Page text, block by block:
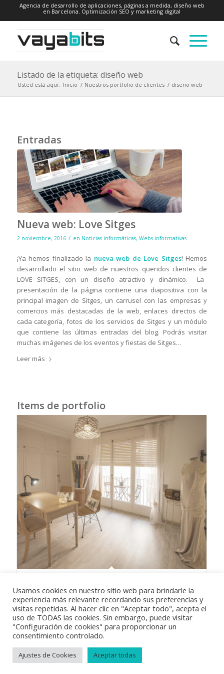
Agencia de desarrollo de aplicaciones, páginas a medida, diseño web
en Barcelona. Optimización SEO y marketing digital
Listado de la etiqueta: diseño web
Usted está aquí: Inicio / Nuestros portfolio de clientes / diseño web
Entradas
Nueva web: Love Sitges
2 noviembre, 2016 / en Noticias informáticas, Webs informativas
¡Ya hemos finalizado la nueva web de Love Sitges! Hemos
desarrollado el sitio web de nuestros queridos clientes de
LOVE SITGES, con un diseño atractivo y dinámico. La
presentación de la página contiene una diapositiva con la
principal imagen de Sitges, un carrusel con las empresas y
comercios más destacadas de la web, enlaces directos de
cada categoría, fotos de los servicios de Sitges y un módulo
que contiene las últimas entradas del blog. Podrás visitar
muchas imágenes de los eventos y fiestas de Sitges…
Leer más
Items de portfolio
© Copyright 2018Vayabits Aviso Legal|Condiciones de venta
Política de privacidad|Política de cookies
Usamos cookies en nuestro sitio web para brindarle la
experiencia más relevante recordando sus preferencias y
visitas repetidas. Al hacer clic en "Aceptar todo", acepta el
uso de TODAS las cookies. Sin embargo, puede visitar
"Configuración de cookies" para proporcionar un
consentimiento controlado.
Ajustes de Cookies Aceptar todas